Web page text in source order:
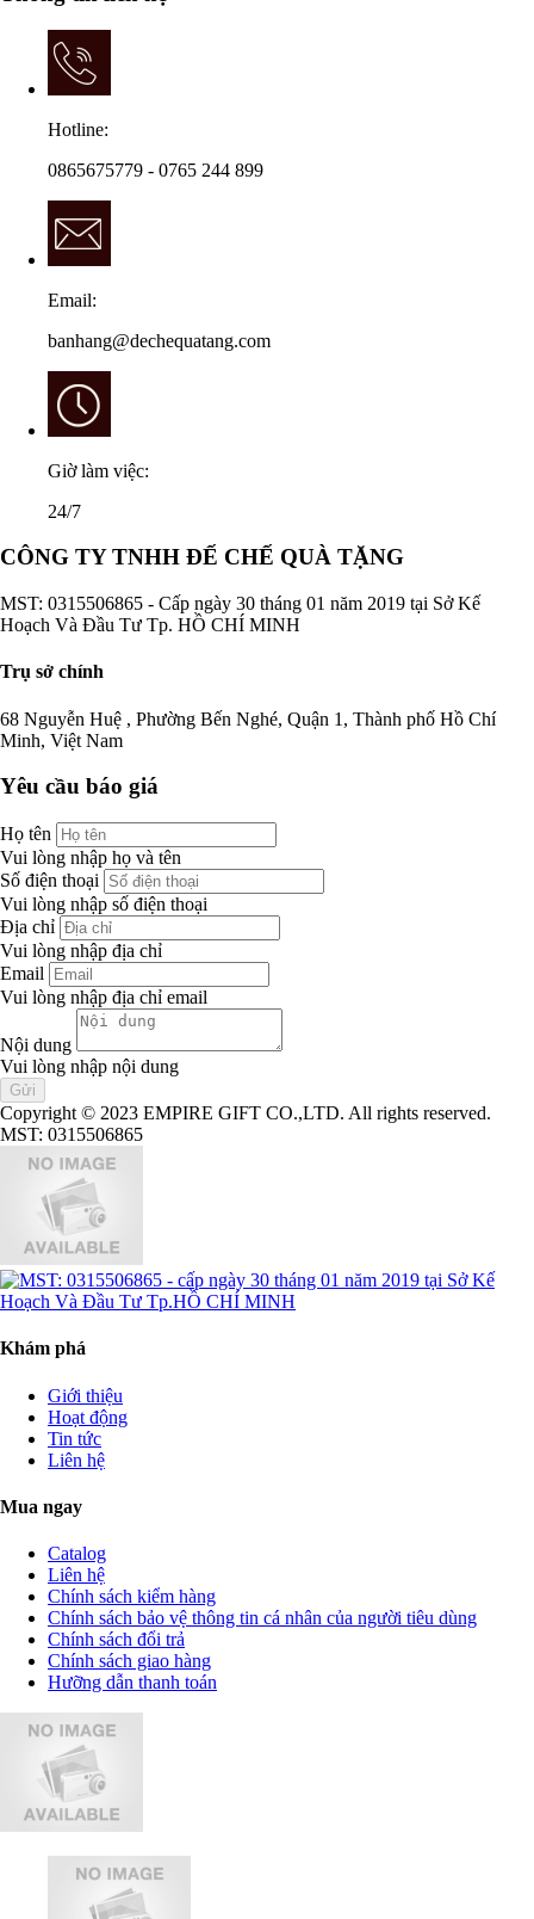
Hotline:
0865675779 - 0765 244 899
Email:
banhang@dechequatang.com
Giờ làm việc:
24/7
CÔNG TY TNHH ĐẾ CHẾ QUÀ TẶNG
MST: 0315506865 - Cấp ngày 30 tháng 01 năm 2019 tại Sở Kế
Hoạch Và Đầu Tư Tp. HỒ CHÍ MINH
Trụ sở chính
68 Nguyễn Huệ , Phường Bến Nghé, Quận 1, Thành phố Hồ Chí
Minh, Việt Nam
Yêu cầu báo giá
Họ tên
Vui lòng nhập họ và tên
Số điện thoại
Vui lòng nhập số điện thoại
Địa chỉ
Vui lòng nhập địa chỉ
Email
Vui lòng nhập địa chỉ email
Nội dung
Vui lòng nhập nội dung
Copyright © 2023 EMPIRE GIFT CO.,LTD. All rights reserved.
MST: 0315506865
Khám phá
Giới thiệu
Hoạt động
Tin tức
Liên hệ
Mua ngay
Catalog
Liên hệ
Chính sách kiểm hàng
Chính sách bảo vệ thông tin cá nhân của người tiêu dùng
Chính sách đổi trả
Chính sách giao hàng
Hưỡng dẫn thanh toán